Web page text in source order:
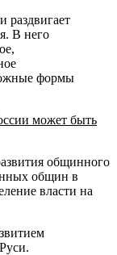
раздвигает
В него
формы
может быть
общинного
общин в
власти на